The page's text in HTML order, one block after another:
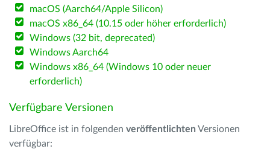
macOS (Aarch64/Apple Silicon)
macOS x86_64 (10.15 oder höher erforderlich)
Windows (32 bit, deprecated)
Windows Aarch64
Windows x86_64 (Windows 10 oder neuer
erforderlich)
Verfügbare Versionen
LibreOffice ist in folgenden veröffentlichten Versionen
verfügbar: